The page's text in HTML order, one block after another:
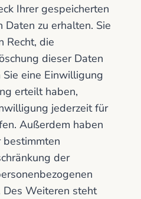
Ihrer gespeicherten
Daten zu erhalten. Sie
Recht, die
dieser Daten
eine Einwilligung
erteilt haben,
jederzeit für
Außerdem haben
bestimmten
der
Des Weiteren steht